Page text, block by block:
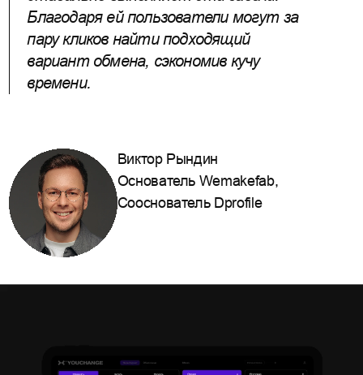
Виктор Рындин
Основатель Wemakefab,
Сооснователь Dprofile
Благодаря ей пользователи могут за
пару кликов найти подходящий
вариант обмена, сэкономив кучу
времени.